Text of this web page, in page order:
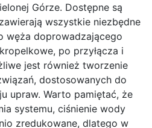
Górze. Dostępne są
wszystkie niezbędne
węża doprowadzającego
po przyłącza i
jest również tworzenie
dostosowanych do
upraw. Warto pamiętać, że
systemu, ciśnienie wody
zredukowane, dlatego w